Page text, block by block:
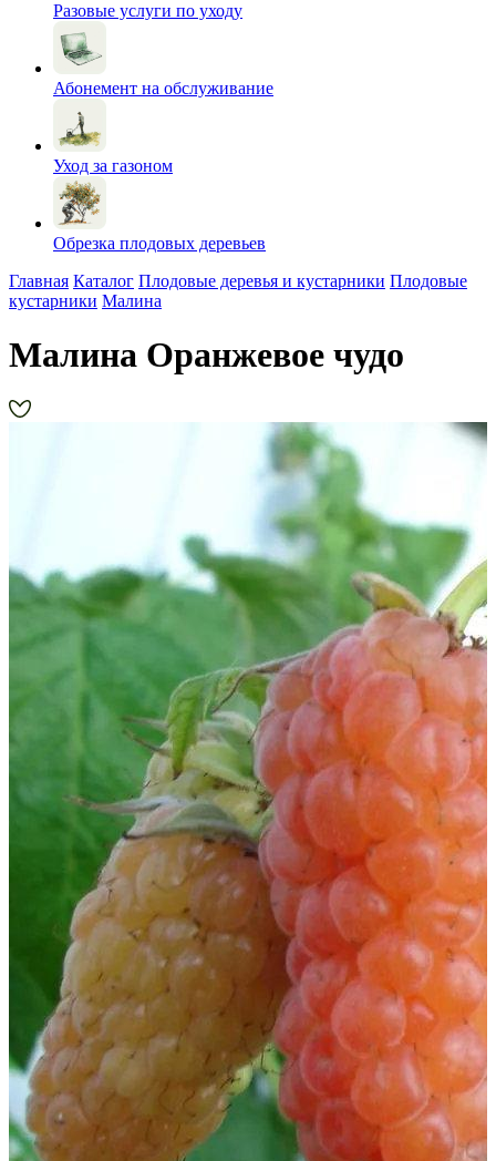
Разовые услуги по уходу
Абонемент на обслуживание
Уход за газоном
Обрезка плодовых деревьев
Главная Каталог Плодовые деревья и кустарники Плодовые
кустарники Малина
Малина Оранжевое чудо